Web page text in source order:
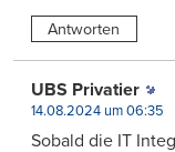
Antworten
UBS Privatier
14.08.2024 um 06:35
Sobald die IT